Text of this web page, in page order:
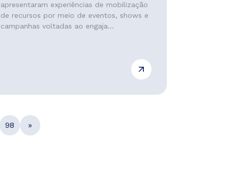
apresentaram experiências de mobilização
de recursos por meio de eventos, shows e
campanhas voltadas ao engaja...
98 »